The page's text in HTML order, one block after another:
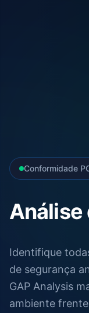
Conformidade
Análise
Identifique
de segurança
GAP Analysis
ambiente